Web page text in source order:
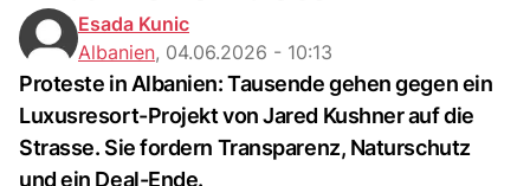
Esada Kunic
Albanien, 04.06.2026 - 10:13
Proteste in Albanien: Tausende gehen gegen ein
Luxusresort-Projekt von Jared Kushner auf die
Strasse. Sie fordern Transparenz, Naturschutz
und ein Deal-Ende.